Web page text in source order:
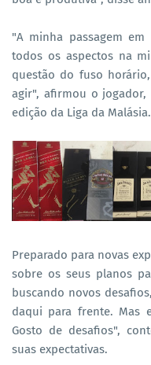
"A minha passagem
todos os aspectos na
questão do fuso
agir", afirmou o
edição da Liga da Malásia.
Preparado para novas
sobre os seus planos
buscando novos
daqui para frente. Mas
Gosto de desafios",
suas expectativas.